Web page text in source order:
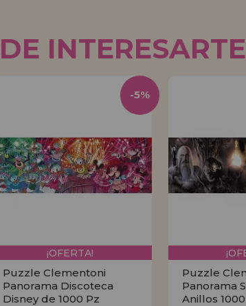
INTERESARTE
¡OFERTA!
Puzzle Clementoni
Panorama Discoteca
Disney de 1000 Pz
-5%
Puzzle
Panorama
Anillos